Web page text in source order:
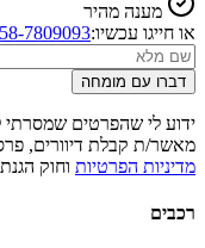
מענה מהיר
או חייגו עכשיו:7809093
דברו עם מומחה
ידוע לי שהפרטים שמסרתי
מאשר/ת קבלת דיוורים,
מדיניות הפרטיות וחוק
רכבים